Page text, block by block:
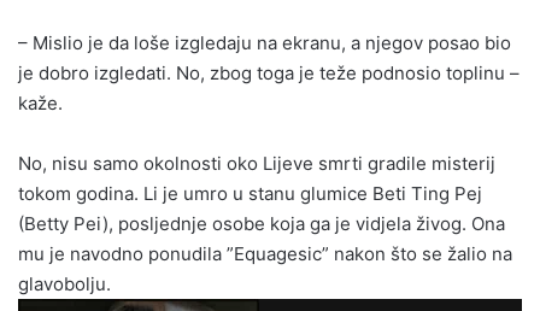
– Mislio je da loše izgledaju na ekranu, a njegov posao bio
je dobro izgledati. No, zbog toga je teže podnosio toplinu –
kaže.
No, nisu samo okolnosti oko Lijeve smrti gradile misterij
tokom godina. Li je umro u stanu glumice Beti Ting Pej
(Betty Pei), posljednje osobe koja ga je vidjela živog. Ona
mu je navodno ponudila ”Equagesic” nakon što se žalio na
glavobolju.